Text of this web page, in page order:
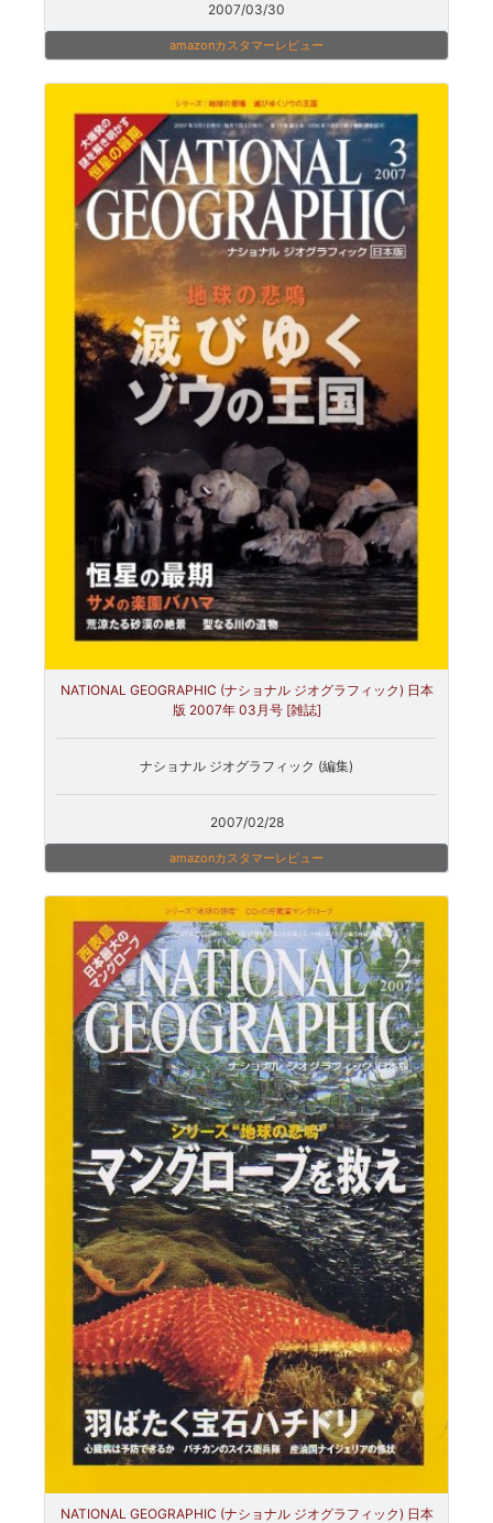
2007/03/30
amazonカスタマーレビュー
NATIONAL GEOGRAPHIC (ナショナル ジオグラフィック) 日本
版 2007年 03月号 [雑誌]
ナショナル ジオグラフィック (編集)
2007/02/28
amazonカスタマーレビュー
NATIONAL GEOGRAPHIC (ナショナル ジオグラフィック) 日本